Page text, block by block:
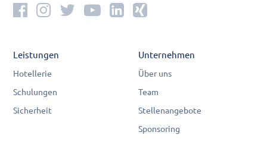
Leistungen
Hotellerie
Schulungen
Sicherheit
Unternehmen
Über uns
Team
Stellenangebote
Sponsoring